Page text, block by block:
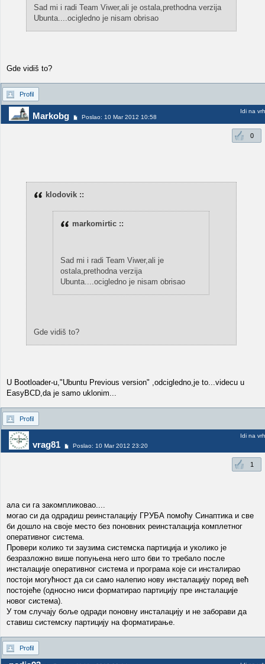
Sad mi i radi Team Viwer,ali je ostala,prethodna verzija
Ubunta....ocigledno je nisam obrisao
Gde vidiš to?
Profil
Markobg Poslao: 10 Mar 2012 10:58
Idi na vrh
0
klodovik ::
markomirtic ::
Sad mi i radi Team Viwer,ali je
ostala,prethodna verzija
Ubunta....ocigledno je nisam obrisao
Gde vidiš to?
U Bootloader-u,"Ubuntu Previous version" ,odcigledno,je to...videcu u
EasyBCD,da je samo uklonim...
Profil
vrag81 Poslao: 10 Mar 2012 23:20
Idi na vrh
1
ала си га закомпликовао....
могао си да одрадиш реинсталацију ГРУБА помоћу Синаптика и све
би дошло на своје место без поновних реинсталација комплетног
оперативног система.
Провери колико ти заузима системска партиција и уколико је
безразложно више попуњена него што бви то требало после
инсталације оперативног система и програма које си инсталирао
постоји могућност да си само налепио нову инсталацију поред већ
постојеће (односно ниси форматирао партицију пре инсталације
новог система).
У том случају боље одради поновну инсталацију и не заборави да
ставиш системску партицију на форматирање.
Profil